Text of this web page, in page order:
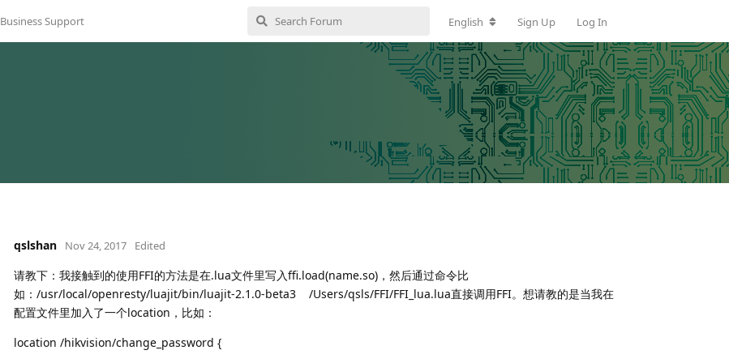
Business Support English Sign Up Log In
qslshan Nov 24, 2017 Edited
请教下：我接触到的使用FFI的方法是在.lua文件里写入ffi.load(name.so) ，然后通过命令比
如： /usr/local/openresty/luajit/bin/luajit-2.1.0-beta3 /Users/qsls/FFI/FFI_lua.lua直接调用FFI。想请教的是当我在
配置文件里加入了一个location ，比如：
location /hikvision/change_password {